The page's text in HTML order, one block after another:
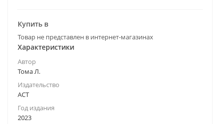
Купить в
Товар не представлен в интернет-магазинах
Характеристики
Автор
Тома Л.
Издательство
АСТ
Год издания
2023